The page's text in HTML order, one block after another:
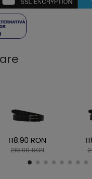
118.90 RON
219.90 RON